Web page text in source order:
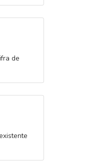
de